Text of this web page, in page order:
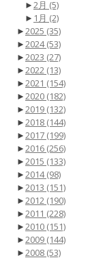
►2月 (5)
► 1月 (2)
►2025 (35)
►2024(53)
►2023 (27)
►2022 (13)
►2021 (154)
►2020 (182)
►2019 (132)
►2018 (144)
►2017 (199)
►2016 (256)
►2015 (133)
►2014(98)
►2013 (151)
►2012 (190)
►2011 (228)
►2010 (151)
►2009 (144)
►2008 (53)